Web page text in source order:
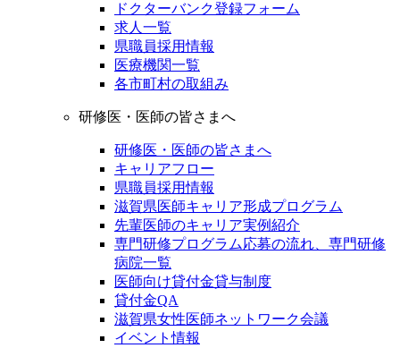
ドクターバンク登録フォーム
求人一覧
県職員採用情報
医療機関一覧
各市町村の取組み
研修医・医師の皆さまへ
研修医・医師の皆さまへ
キャリアフロー
県職員採用情報
滋賀県医師キャリア形成プログラム
先輩医師のキャリア実例紹介
専門研修プログラム応募の流れ、専門研修
病院一覧
医師向け貸付金貸与制度
貸付金QA
滋賀県女性医師ネットワーク会議
イベント情報